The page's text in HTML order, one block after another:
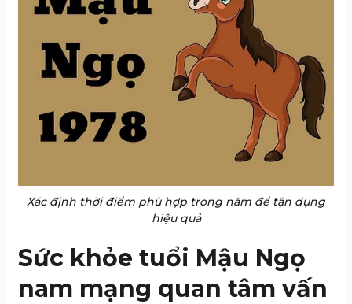
Xác định thời điểm phù hợp trong năm để tận dụng
hiệu quả
Sức khỏe tuổi Mậu Ngọ
nam mạng quan tâm vấn